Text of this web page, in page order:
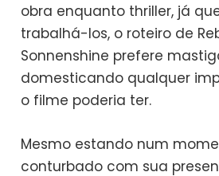
obra enquanto thriller, já
trabalhá-los, o roteiro de
Sonnenshine prefere
domesticando qualquer
o filme poderia ter.
Mesmo estando num
conturbado com sua